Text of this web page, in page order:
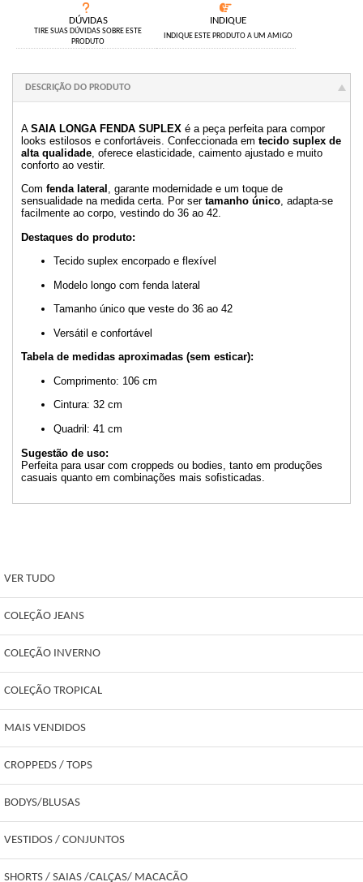
DÚVIDAS
TIRE SUAS DÚVIDAS SOBRE ESTE
PRODUTO
INDIQUE
INDIQUE ESTE PRODUTO A UM AMIGO
DESCRIÇÃO DO PRODUTO
A SAIA LONGA FENDA SUPLEX é a peça perfeita para compor
looks estilosos e confortáveis. Confeccionada em tecido suplex de
alta qualidade , oferece elasticidade, caimento ajustado e muito
conforto ao vestir.
Com fenda lateral , garante modernidade e um toque de
sensualidade na medida certa. Por ser tamanho único, adapta-se
facilmente ao corpo, vestindo do 36 ao 42.
Destaques do produto:
Tecido suplex encorpado e flexível
Modelo longo com fenda lateral
Tamanho único que veste do 36 ao 42
Versátil e confortável
Tabela de medidas aproximadas (sem esticar):
Comprimento: 106 cm
Cintura: 32 cm
Quadril: 41 cm
Sugestão de uso:
Perfeita para usar com croppeds ou bodies, tanto em produções
casuais quanto em combinações mais sofisticadas.
VER TUDO
COLEÇÃO JEANS
COLEÇÃO INVERNO
COLEÇÃO TROPICAL
MAIS VENDIDOS
CROPPEDS / TOPS
BODYS/BLUSAS
VESTIDOS / CONJUNTOS
SHORTS / SAIAS /CALÇAS/ MACACÃO